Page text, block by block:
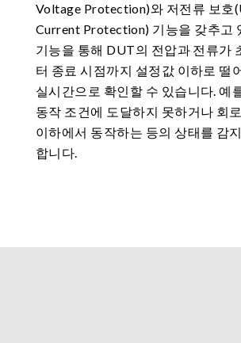
Voltage Protection)와 저전류 보호
Current Protection) 기능을 갖추고
기능을 통해 DUT의 전압과 전류가
터 종료 시점까지 설정값 이하로 떨
실시간으로 확인할 수 있습니다. 예
동작 조건에 도달하지 못하거나 회
이하에서 동작하는 등의 상태를 감
합니다.